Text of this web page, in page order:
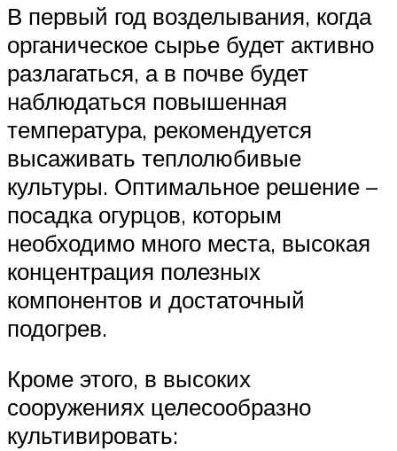
В первый год возделывания, когда
органическое сырье будет активно
разлагаться, а в почве будет
наблюдаться повышенная
температура, рекомендуется
высаживать теплолюбивые
культуры. Оптимальное решение –
посадка огурцов, которым
необходимо много места, высокая
концентрация полезных
компонентов и достаточный
подогрев.
Кроме этого, в высоких
сооружениях целесообразно
культивировать: